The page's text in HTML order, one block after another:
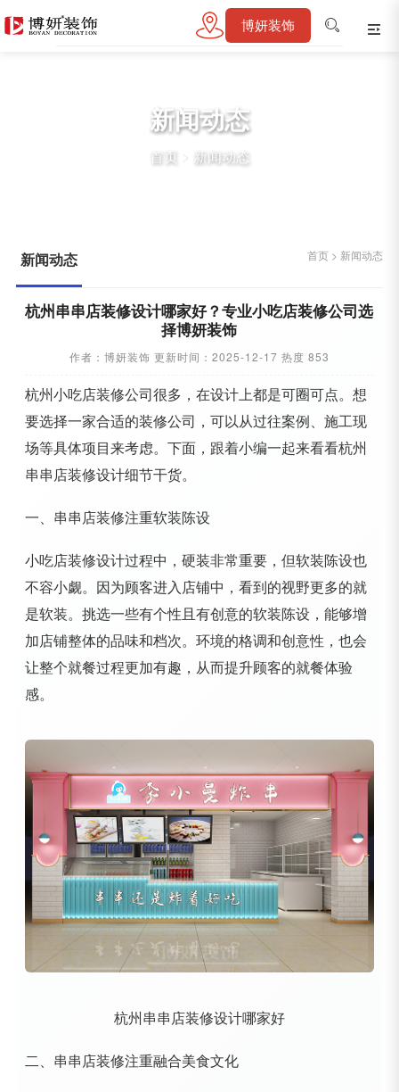
博妍装饰
新闻动态
首页 新闻动态
新闻动态 首页 > 新闻动态
杭州串串店装修设计哪家好？专业小吃店装修公司选
择博妍装饰
作者：博妍装饰 更新时间：2025-12-17 热度 853
杭州小吃店装修公司很多，在设计上都是可圈可点。想
要选择一家合适的装修公司，可以从过往案例、施工现
场等具体项目来考虑。下面，跟着小编一起来看看杭州
串串店装修设计细节干货。
一、串串店装修注重软装陈设
小吃店装修设计过程中，硬装非常重要，但软装陈设也
不容小觑。因为顾客进入店铺中，看到的视野更多的就
是软装。挑选一些有个性且有创意的软装陈设，能够增
加店铺整体的品味和档次。环境的格调和创意性，也会
让整个就餐过程更加有趣，从而提升顾客的就餐体验
感。
杭州串串店装修设计哪家好
二、串串店装修注重融合美食文化